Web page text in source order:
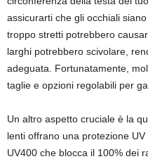
assicurarti che gli occhiali
troppo stretti potrebbero
larghi potrebbero scivolare,
adeguata. Fortunatamente,
taglie e opzioni regolabili per
Un altro aspetto cruciale è la
lenti offrano una protezione
UV400 che blocca il 100% dei